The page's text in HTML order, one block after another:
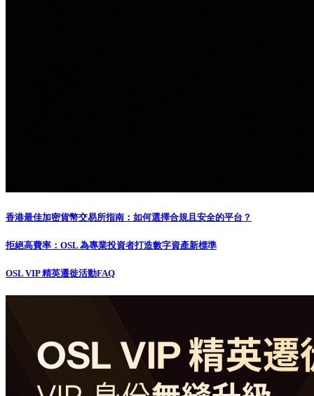
香港最佳加密貨幣交易所指南：如何選擇合規且安全的平台？
拒絕高費率：OSL 為專業投資者打造數字資產新標準
OSL VIP 精英遷徙活動FAQ